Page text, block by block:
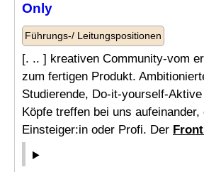
Only
Führungs-/ Leitungspositionen
[. .. ] kreativen Community-vom
zum fertigen Produkt.
Studierende, Do-it-yourself-
Köpfe treffen bei uns aufeinander,
Einsteiger:in oder Profi. Der